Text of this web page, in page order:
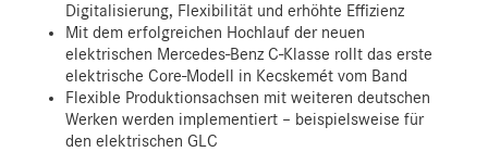
Digitalisierung, Flexibilität und erhöhte Effizienz
Mit dem erfolgreichen Hochlauf der neuen
elektrischen Mercedes-Benz C-Klasse rollt das erste
elektrische Core-Modell in Kecskemét vom Band
Flexible Produktionsachsen mit weiteren deutschen
Werken werden implementiert – beispielsweise für
den elektrischen GLC